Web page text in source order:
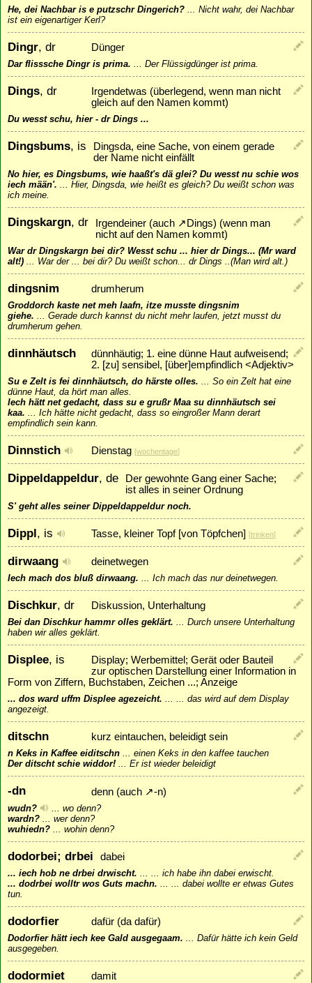
He, dei Nachbar is e putzschr Dingerich?
Nicht wahr, dei Nachbar
ist ein eigenartiger Kerl?
Dingr, dr Dünger
Dar flisssche Dingr is prima. Der Flüssigdünger ist prima.
Dings, dr
Irgendetwas (überlegend, wenn man nicht
gleich auf den Namen kommt)
Du wesst schu, hier - dr Dings ...
Dingsbums, is
Dingsda, eine Sache, von einem gerade
der Name nicht einfällt
No hier, es Dingsbums, wie haaßt's dä glei? Du wesst nu schie wos
iech mään'.
Hier, Dingsda, wie heißt es gleich? Du weißt schon was
ich meine.
Dingskargn, dr Irgendeiner (auch ↗ Dings) (wenn man
nicht auf den Namen kommt)
War dr Dingskargn bei dir? Wesst schu ... hier dr Dings... (Mr ward
alt!)
War der ... bei dir? Du weißt schon... dr Dings ..(Man wird alt.)
dingsnim drumherum
Groddorch kaste net meh laafn, itze musste dingsnim
giehe.
Gerade durch kannst du nicht mehr laufen, jetzt musst du
drumherum gehen.
dinnhäutsch
dünnhäutig; 1. eine dünne Haut aufweisend;
2. [zu] sensibel, [über]empfindlich <Adjektiv>
Su e Zelt is fei dinnhäutsch, do härste olles.
So ein Zelt hat eine
dünne Haut, da hört man alles.
Iech hätt net gedacht, dass su e grußr Maa su dinnhäutsch sei
kaa.
Ich hätte nicht gedacht, dass so eingroßer Mann derart
empfindlich sein kann.
Dinnstich Dienstag [wochentage]
Dippeldappeldur, de
Der gewohnte Gang einer Sache;
ist alles in seiner Ordnung
S' geht alles seiner Dippeldappeldur noch.
Dippl, is Tasse, kleiner Topf [von Töpfchen] [trinken]
dirwaang deinetwegen
Iech mach dos bluß dirwaang. Ich mach das nur deinetwegen.
Dischkur, dr Diskussion, Unterhaltung
Bei dan Dischkur hammr olles geklärt.
Durch unsere Unterhaltung
haben wir alles geklärt.
Displee, is
Display; Werbemittel; Gerät oder Bauteil
zur optischen Darstellung einer Information in
Form von Ziffern, Buchstaben, Zeichen ...; Anzeige
... dos ward uffm Displee agezeicht.
... das wird auf dem Display
angezeigt.
ditschn kurz eintauchen, beleidigt sein
n Keks in Kaffee eiditschn
einen Keks in den kaffee tauchen
Der ditscht schie widdor!
Er ist wieder beleidigt
-dn denn (auch ↗-n)
wudn?
wo denn?
wardn?
wer denn?
wuhiedn?
wohin denn?
dodorbei; drbei dabei
... iech hob ne drbei drwischt.
... ich habe ihn dabei erwischt.
... dodrbei wolltr wos Guts machn.
... dabei wollte er etwas Gutes
tun.
dodorfier dafür (da dafür)
Dodorfier hätt iech kee Gald ausgegaam.
Dafür hätte ich kein Geld
ausgegeben.
dodormiet damit